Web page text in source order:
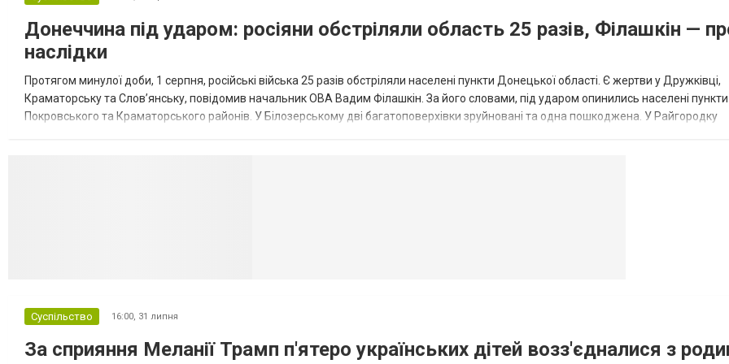
Донеччина під ударом: росіяни обстріляли область 25 разів, Філашкін —
наслідки
Протягом минулої доби, 1 серпня, російські війська 25 разів обстріляли населені пункти Донецької області. Є жертви у Дружківці,
Краматорську та Слов’янську, повідомив начальник ОВА Вадим Філашкін. За його словами, під ударом опинились населені пункти
Покровського та Краматорського районів. У Білозерському дві багатоповерхівки зруйновані та одна пошкоджена. У Райгородку
Суспільство 16:00, 31 липня
За сприяння Меланії Трамп п'ятеро українських дітей возз'єдналися з